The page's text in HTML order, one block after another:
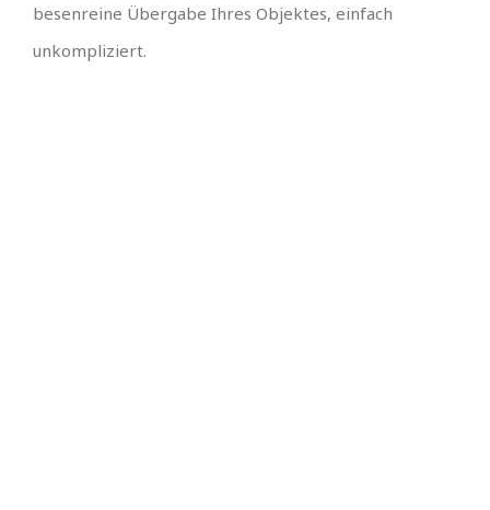
besenreine Übergabe Ihres Objektes, einfach
unkompliziert.